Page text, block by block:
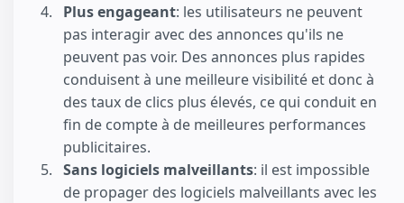
Plus engageant: les utilisateurs ne peuvent
pas interagir avec des annonces qu'ils ne
peuvent pas voir. Des annonces plus rapides
conduisent à une meilleure visibilité et donc à
des taux de clics plus élevés, ce qui conduit en
fin de compte à de meilleures performances
publicitaires.
Sans logiciels malveillants: il est impossible
de propager des logiciels malveillants avec les